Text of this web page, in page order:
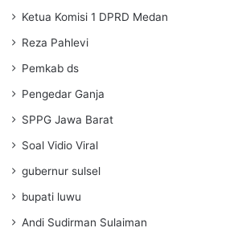
Ketua Komisi 1 DPRD Medan
Reza Pahlevi
Pemkab ds
Pengedar Ganja
SPPG Jawa Barat
Soal Vidio Viral
gubernur sulsel
bupati luwu
Andi Sudirman Sulaiman